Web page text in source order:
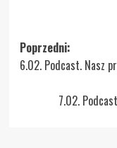
Zobacz
wpisy
Poprzedni:
6.02. Podcast. Nasz
7.02.